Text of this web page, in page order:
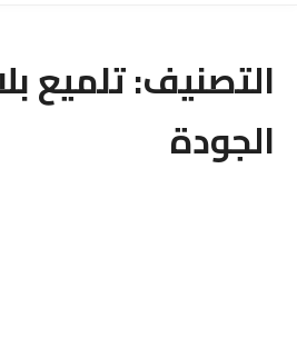
التصنيف:تلميع
الجودة